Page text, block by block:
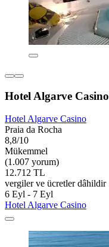
Hotel Algarve Casino
Hotel Algarve Casino
Praia da Rocha
8,8/10
Mükemmel
(1.007 yorum)
12.712 TL
vergiler ve ücretler dâhildir
6 Eyl - 7 Eyl
Hotel Algarve Casino